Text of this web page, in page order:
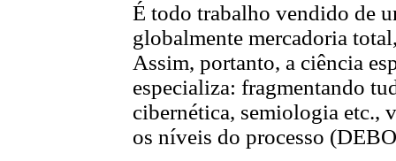
É todo trabalho vendido de
globalmente mercadoria
Assim, portanto, a ciência
especializa: fragmentando
cibernética, semiologia etc.,
os níveis do processo